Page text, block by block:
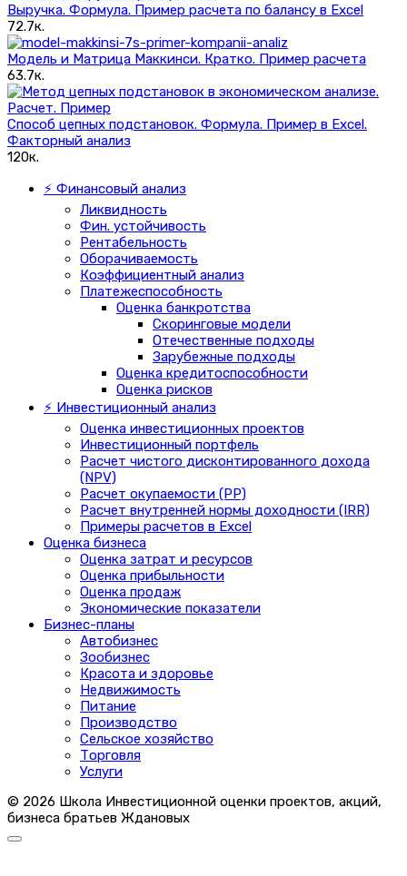
Выручка. Формула. Пример расчета по балансу в Excel
72.7к.
Модель и Матрица Маккинси. Кратко. Пример расчета
63.7к.
Способ цепных подстановок. Формула. Пример в Excel.
Факторный анализ
120к.
⚡ Финансовый анализ
Ликвидность
Фин. устойчивость
Рентабельность
Оборачиваемость
Коэффициентный анализ
Платежеспособность
Оценка банкротства
Скоринговые модели
Отечественные подходы
Зарубежные подходы
Оценка кредитоспособности
Оценка рисков
⚡ Инвестиционный анализ
Оценка инвестиционных проектов
Инвестиционный портфель
Расчет чистого дисконтированного дохода
(NPV)
Расчет окупаемости (PP)
Расчет внутренней нормы доходности (IRR)
Примеры расчетов в Excel
Оценка бизнеса
Оценка затрат и ресурсов
Оценка прибыльности
Оценка продаж
Экономические показатели
Бизнес-планы
Автобизнес
Зообизнес
Красота и здоровье
Недвижимость
Питание
Производство
Сельское хозяйство
Торговля
Услуги
© 2026 Школа Инвестиционной оценки проектов, акций,
бизнеса братьев Ждановых